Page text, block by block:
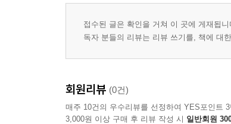
접수된 글은 확인을 거쳐 이 곳에 게재됩니
독자 분들의 리뷰는 리뷰 쓰기를, 책에 대
회원리뷰 (0건)
매주 10건의 우수리뷰를 선정하여 YES포인트
3,000원 이상 구매 후 리뷰 작성 시 일반회원